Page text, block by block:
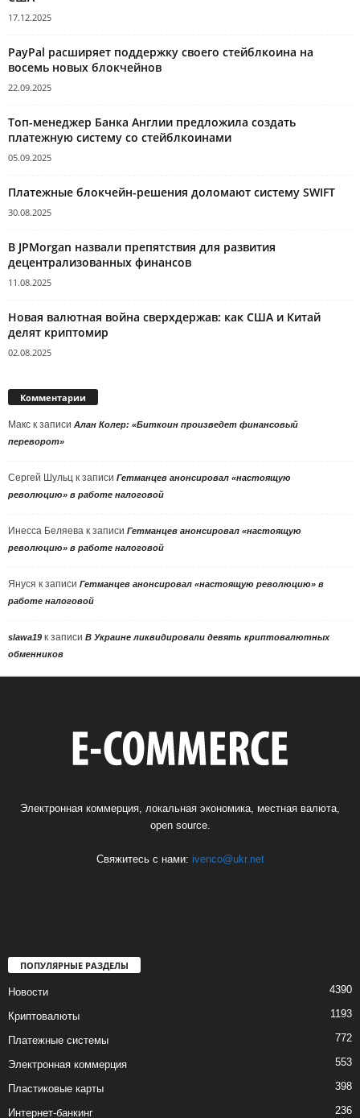
17.12.2025
PayPal расширяет поддержку своего стейблкоина на
восемь новых блокчейнов
22.09.2025
Топ-менеджер Банка Англии предложила создать
платежную систему со стейблкоинами
05.09.2025
Платежные блокчейн-решения доломают систему SWIFT
30.08.2025
В JPMorgan назвали препятствия для развития
децентрализованных финансов
11.08.2025
Новая валютная война сверхдержав: как США и Китай
делят криптомир
02.08.2025
Комментарии
Макс к записи Алан Колер: «Биткоин произведет финансовый
переворот»
Сергей Шульц к записи Гетманцев анонсировал «настоящую
революцию» в работе налоговой
Инесса Беляева к записи Гетманцев анонсировал «настоящую
революцию» в работе налоговой
Януся к записи Гетманцев анонсировал «настоящую революцию» в
работе налоговой
slawa19 к записи В Украине ликвидировали девять криптовалютных
обменников
Электронная коммерция, локальная экономика, местная валюта,
open source.
Свяжитесь с нами: ivenco@ukr.net
ПОПУЛЯРНЫЕ РАЗДЕЛЫ
Новости 4390
Криптовалюты 1193
Платежные системы 772
Электронная коммерция 553
Пластиковые карты 398
Интернет-банкинг 236